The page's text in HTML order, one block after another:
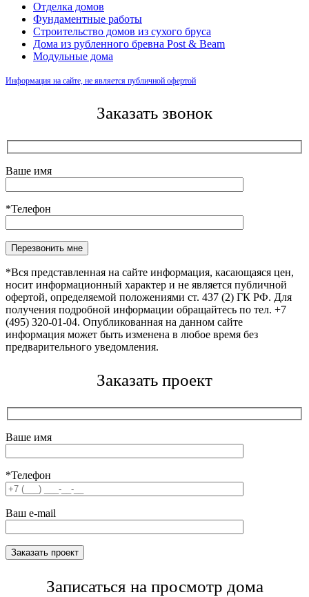
Отделка домов
Фундаментные работы
Строительство домов из сухого бруса
Дома из рубленного бревна Post & Beam
Модульные дома
Информация на сайте, не является публичной офертой
Заказать звонок
Ваше имя
*Телефон
Оставьте это поле пустым.
*Вся представленная на сайте информация, касающаяся цен,
носит информационный характер и не является публичной
офертой, определяемой положениями ст. 437 (2) ГК РФ. Для
получения подробной информации обращайтесь по тел. +7
(495) 320-01-04. Опубликованная на данном сайте
информация может быть изменена в любое время без
предварительного уведомления.
Заказать проект
Ваше имя
*Телефон
Ваш e-mail
Записаться на просмотр дома